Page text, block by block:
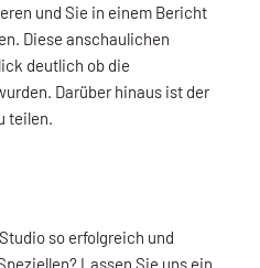
und Sie in einem Bericht
Diese anschaulichen
deutlich ob die
Darüber hinaus ist der
teilen.
so erfolgreich und
Lassen Sie uns ein